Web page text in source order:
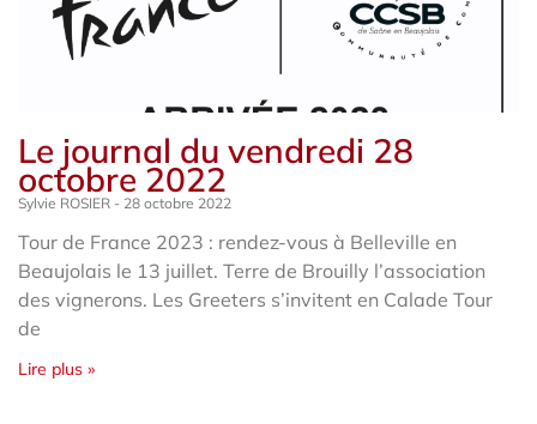
Le journal du vendredi 28
octobre 2022
Sylvie ROSIER 28 octobre 2022
Tour de France 2023 : rendez-vous à Belleville en
Beaujolais le 13 juillet. Terre de Brouilly l’association
des vignerons. Les Greeters s’invitent en Calade Tour
de
Lire plus »